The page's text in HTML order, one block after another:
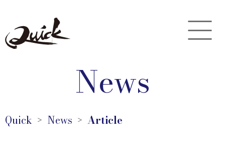
News
Quick ＞ News ＞ Article